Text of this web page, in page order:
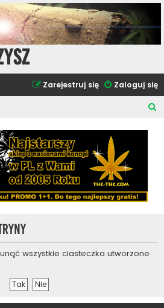
Zaloguj się
Zarejestruj się
wszystkie ciasteczka utworzone